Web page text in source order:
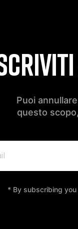
Puoi
questo
* By subscribing